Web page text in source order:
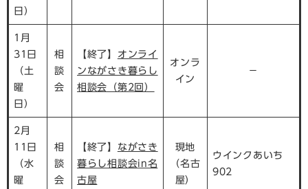
日）
1月
31日
（土
曜
日）
相
談
会
【終了】 オンライ
ンながさき暮らし
相談会（第2回）
オンラ
イン
－
2月
11日
（水
曜
相
談
会
【終了】 ながさき
暮らし相談会in名
古屋
現地
（名古
屋）
ウインクあいち
902